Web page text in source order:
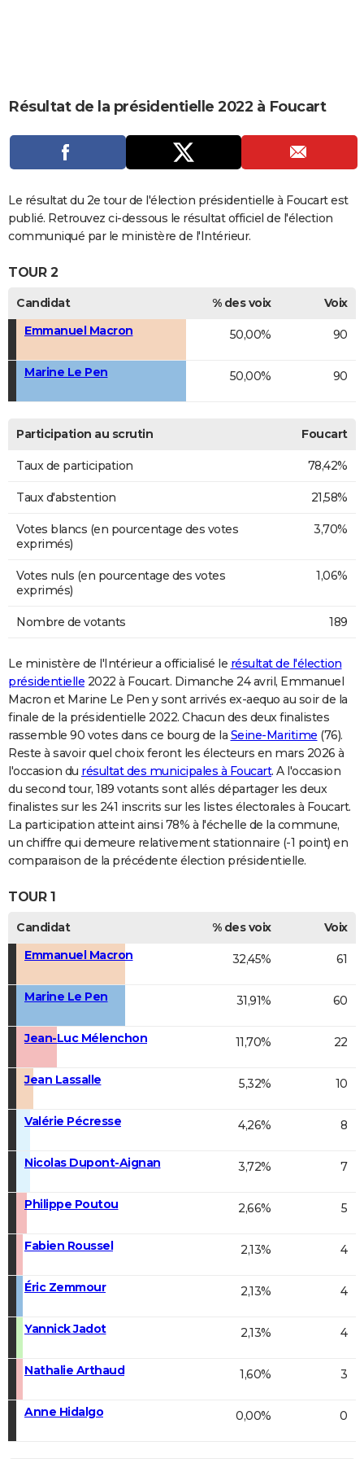
Carte de Noël
Carte Bonne année
Carte Saint-Valentin
Carte Pâques
Carte d'anniversaire
DICTIONNAIRE
COPAINS D'AVANT
Se connecter
Entreprises
Service militaire
Avis de recherche
Résultat de la présidentielle 2022 à Foucart
Le résultat du 2e tour de l'élection présidentielle à Foucart est
publié. Retrouvez ci-dessous le résultat officiel de l'élection
communiqué par le ministère de l'Intérieur.
TOUR 2
Candidat % des voix
Voix
Emmanuel Macron
50,00% 90
Marine Le Pen 50,00% 90
Participation au scrutin Foucart
Taux de participation 78,42%
Taux d'abstention 21,58%
Votes blancs (en pourcentage des votes
exprimés)
3,70%
Votes nuls (en pourcentage des votes
exprimés)
1,06%
Nombre de votants 189
Le ministère de l'Intérieur a officialisé le résultat de l'élection
présidentielle 2022 à Foucart. Dimanche 24 avril, Emmanuel
Macron et Marine Le Pen y sont arrivés ex-aequo au soir de la
finale de la présidentielle 2022. Chacun des deux finalistes
rassemble 90 votes dans ce bourg de la Seine-Maritime (76).
Reste à savoir quel choix feront les électeurs en mars 2026 à
l'occasion du résultat des municipales à Foucart. A l'occasion
du second tour, 189 votants sont allés départager les deux
finalistes sur les 241 inscrits sur les listes électorales à Foucart.
La participation atteint ainsi 78% à l'échelle de la commune,
un chiffre qui demeure relativement stationnaire (-1 point) en
comparaison de la précédente élection présidentielle.
TOUR 1
Candidat % des voix
Voix
Emmanuel Macron
32,45% 61
Marine Le Pen 31,91% 60
Jean-Luc Mélenchon 11,70% 22
Jean Lassalle 5,32% 10
Valérie Pécresse 4,26% 8
Nicolas Dupont-Aignan 3,72% 7
Philippe Poutou 2,66% 5
Fabien Roussel 2,13% 4
Éric Zemmour 2,13% 4
Yannick Jadot 2,13% 4
Nathalie Arthaud 1,60% 3
Anne Hidalgo 0,00% 0